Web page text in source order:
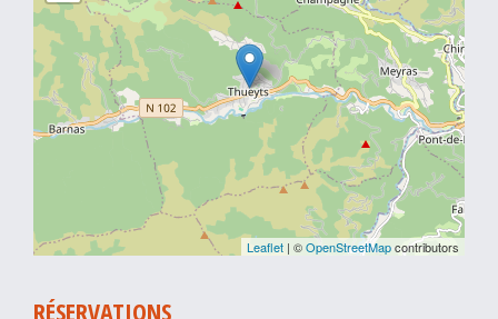
Leaflet | ©OpenStreetMapcontributors
RÉSERVATIONS